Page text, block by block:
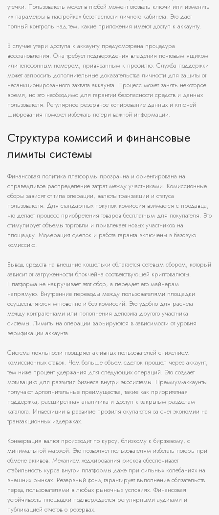
утечки. Пользователь может в любой момент отозвать ключи или изменить
их параметры в настройках безопасности личного кабинета. Это дает
полный контроль над тем, какие приложения имеют доступ к аккаунту.
В случае утери доступа к аккаунту предусмотрена процедура
восстановления. Она требует подтверждения владения почтовым ящиком
или телефонным номером, привязанным к профилю. Служба поддержки
может запросить дополнительные доказательства личности для защиты от
несанкционированного захвата аккаунта. Процесс может занять некоторое
время, но это необходимо для гарантии безопасности средств и данных
пользователя. Регулярное резервное копирование данных и ключей
шифрования поможет избежать потери важной информации.
Структура комиссий и финансовые
лимиты системы
Финансовая политика платформы прозрачна и ориентирована на
справедливое распределение затрат между участниками. Комиссионные
сборы зависят от типа операции, валюты транзакции и статуса
пользователя. Для стандартных покупок комиссия взимается с продавца,
что делает процесс приобретения товаров бесплатным для покупателя. Это
стимулирует объемы торговли и привлекает новых участников на
площадку. Модерация сделок и работа гаранта включены в базовую
комиссию.
Вывод средств на внешние кошельки облагается сетевым сбором, который
зависит от загруженности блокчейна соответствующей криптовалюты.
Платформа не накручивает этот сбор, а передает его майнерам
напрямую. Внутренние переводы между пользователями площадки
осуществляются мгновенно и без комиссий. Это удобно для расчета
между контрагентами или пополнения депозита другого участника
системы. Лимиты на операции варьируются в зависимости от уровня
верификации аккаунта.
Система лояльности поощряет активных пользователей снижением
комиссионных ставок. Чем больше объем сделок прошел через аккаунт,
тем ниже процент удержания для следующих операций. Это создает
мотивацию для развития бизнеса внутри экосистемы. Премиум-аккаунты
получают дополнительные преимущества, такие как приоритетная
поддержка, расширенная аналитика и доступ к закрытым разделам
каталога. Инвестиции в развитие профиля окупаются за счет экономии на
транзакционных издержках.
Конвертация валют происходит по курсу, близкому к биржевому, с
минимальной маржой. Это позволяет пользователям избегать потерь при
обмене активов. Механизм хеджирования рисков обеспечивает
стабильность курса внутри платформы даже при сильных колебаниях на
внешних рынках. Резервный фонд гарантирует выполнение обязательств
перед пользователями в любых рыночных условиях. Финансовая
устойчивость площадки подтверждается регулярными аудитами и
публикацией отчетов о резервах.